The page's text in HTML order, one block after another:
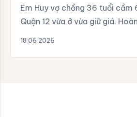
Em Huy vợ chồng 36 tuổi cầm
Quận 12 vừa ở vừa giữ giá.
18·06·2026